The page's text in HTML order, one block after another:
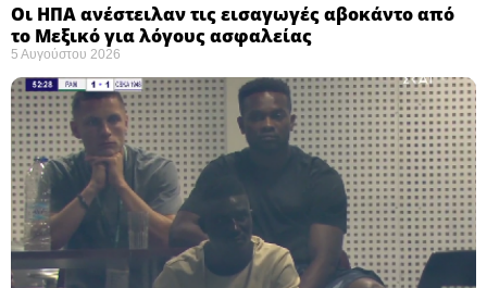
Οι ΗΠΑ ανέστειλαν τις εισαγωγές αβοκάντο από
το Μεξικό για λόγους ασφαλείας
5 Αυγούστου 2026